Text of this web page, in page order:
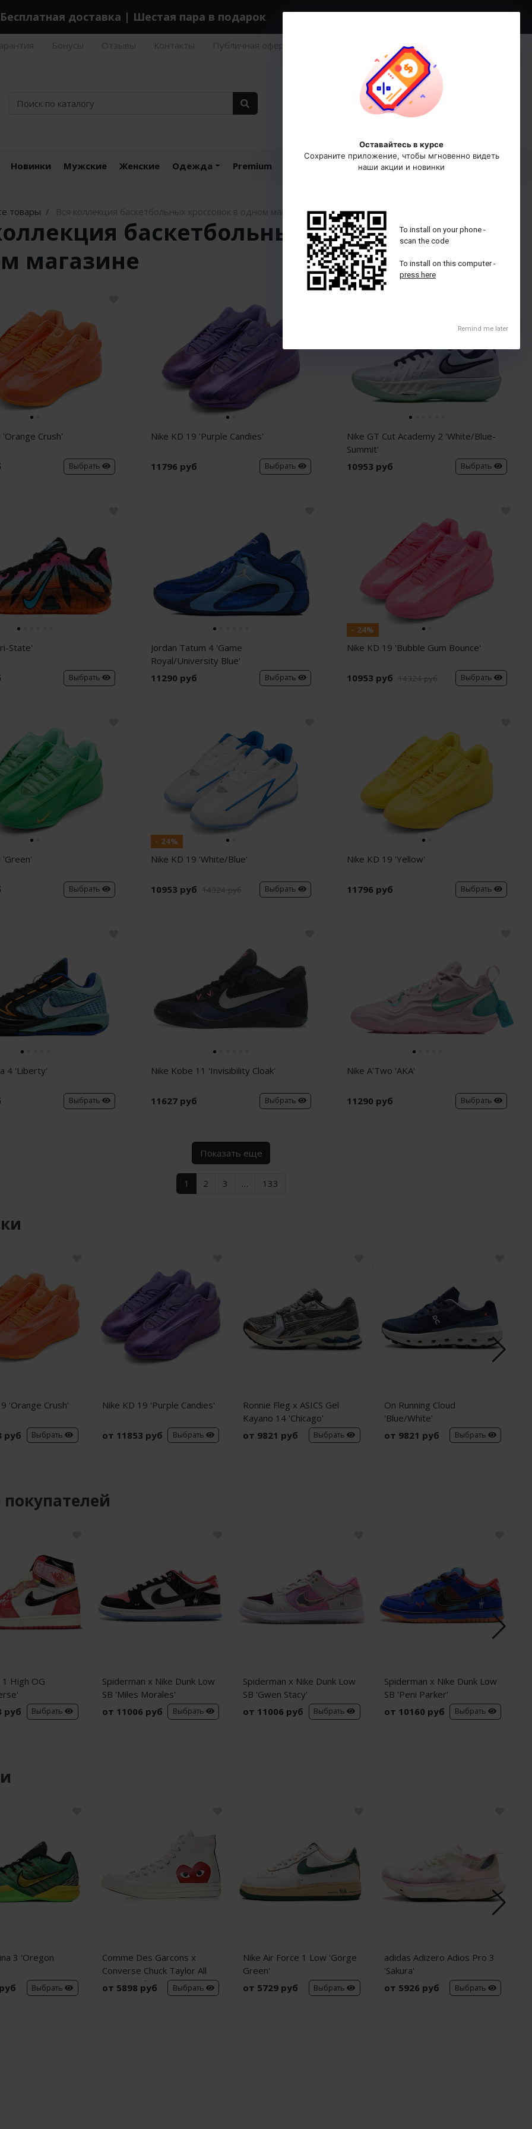
Бесплатная доставка | Шестая пара в подарок
Бонусы Отзывы Контакты Публичная оферта
Избранное
Кол-во: 0
Корзина
0 руб
Новинки Мужские Женские Одежда Premium
товары Вся коллекция баскетбольных кроссовок в одном магазине
баскетбольных кроссовок в
магазине
'Orange Crush'
Выбрать
Nike KD 19 'Purple Candies'
11796 руб Выбрать
Nike GT Cut Academy 2 'White/Blue-
Summit'
10953 руб
Выбрать
State'
Выбрать
Jordan Tatum 4 'Game
Royal/University Blue'
11290 руб
Выбрать
- 24%
Nike KD 19 'Bubble Gum Bounce'
10953 руб 14324 руб Выбрать
'Green'
Выбрать
- 24%
Nike KD 19 'White/Blue'
10953 руб 14324 руб Выбрать
Nike KD 19 'Yellow'
11796 руб Выбрать
4 'Liberty'
Выбрать
Nike Kobe 11 'Invisibility Cloak'
11627 руб Выбрать
Nike A'Two 'AKA'
11290 руб Выбрать
Показать еще
1 2 3 … 133
'Orange Crush'
руб Выбрать
Nike KD 19 'Purple Candies'
от 11853 руб Выбрать
Ronnie Fleg x ASICS Gel
Kayano 14 'Chicago'
от 9821 руб
Выбрать
On Running Cloud
'Blue/White'
от 9821 руб
Выбрать
1 High OG
руб
Выбрать
Spiderman x Nike Dunk Low
SB 'Miles Morales'
от 11006 руб
Выбрать
Spiderman x Nike Dunk Low
SB 'Gwen Stacy'
от 11006 руб
Выбрать
Spiderman x Nike Dunk Low
SB 'Peni Parker'
от 10160 руб
Выбрать
3 'Oregon
Выбрать
Comme Des Garcons x
Converse Chuck Taylor All
Star Hi 'Milk'
от 5898 руб Выбрать
Nike Air Force 1 Low 'Gorge
Green'
от 5729 руб
Выбрать
adidas Adizero Adios Pro 3
'Sakura'
от 5926 руб
Выбрать